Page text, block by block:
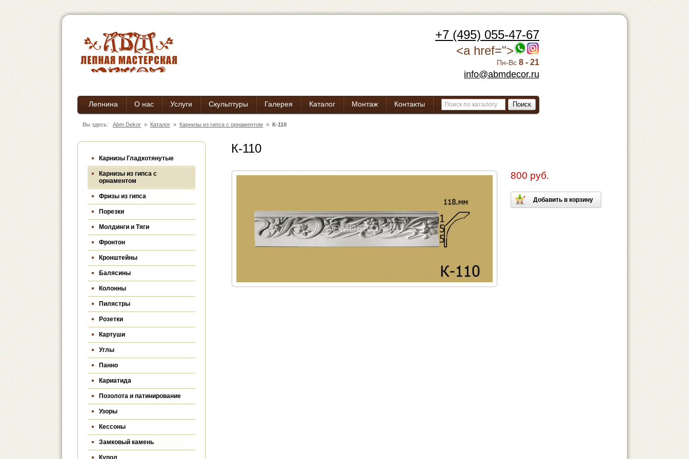
+7 (495) 055-47-67
<a href=">
Пн-Вс 8 - 21
info@abmdecor.ru
Лепнина О нас Услуги Скульптуры Галерея Каталог Монтаж Контакты Поиск
Вы здесь: Abm Dekor » Каталог » Карнизы из гипса c орнаментом » К-110
Карнизы Гладкотянутые
Карнизы из гипса c
орнаментом
Фризы из гипса
Порезки
Молдинги и Тяги
Фронтон
Кронштейны
Балясины
Колонны
Пилястры
Розетки
Картуши
Углы
Панно
Кариатида
Позолота и патинирование
Узоры
Кессоны
Замковый камень
Купол
К-110
800 руб.
Добавить в корзину